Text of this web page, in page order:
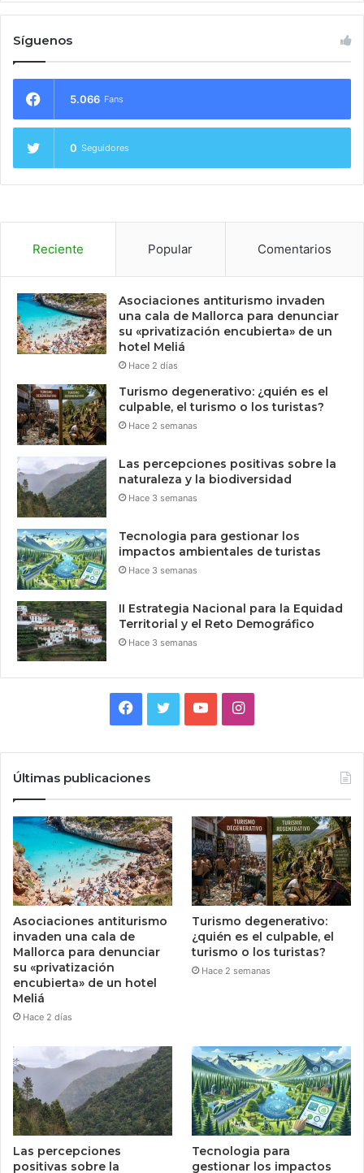
Síguenos
5.066 Fans
0 Seguidores
Reciente Popular Comentarios
Asociaciones antiturismo invaden
una cala de Mallorca para denunciar
su «privatización encubierta» de un
hotel Meliá
Hace 2 días
Turismo degenerativo: ¿quién es el
culpable, el turismo o los turistas?
Hace 2 semanas
Las percepciones positivas sobre la
naturaleza y la biodiversidad
Hace 3 semanas
Tecnologia para gestionar los
impactos ambientales de turistas
Hace 3 semanas
II Estrategia Nacional para la Equidad
Territorial y el Reto Demográfico
Hace 3 semanas
Facebook
TwitterYouTubeInstagram
Últimas publicaciones
Asociaciones antiturismo
invaden una cala de
Mallorca para denunciar
su «privatización
encubierta» de un hotel
Meliá
Hace 2 días
Turismo degenerativo:
¿quién es el culpable, el
turismo o los turistas?
Hace 2 semanas
Las percepciones
positivas sobre la
Tecnologia para
gestionar los impactos